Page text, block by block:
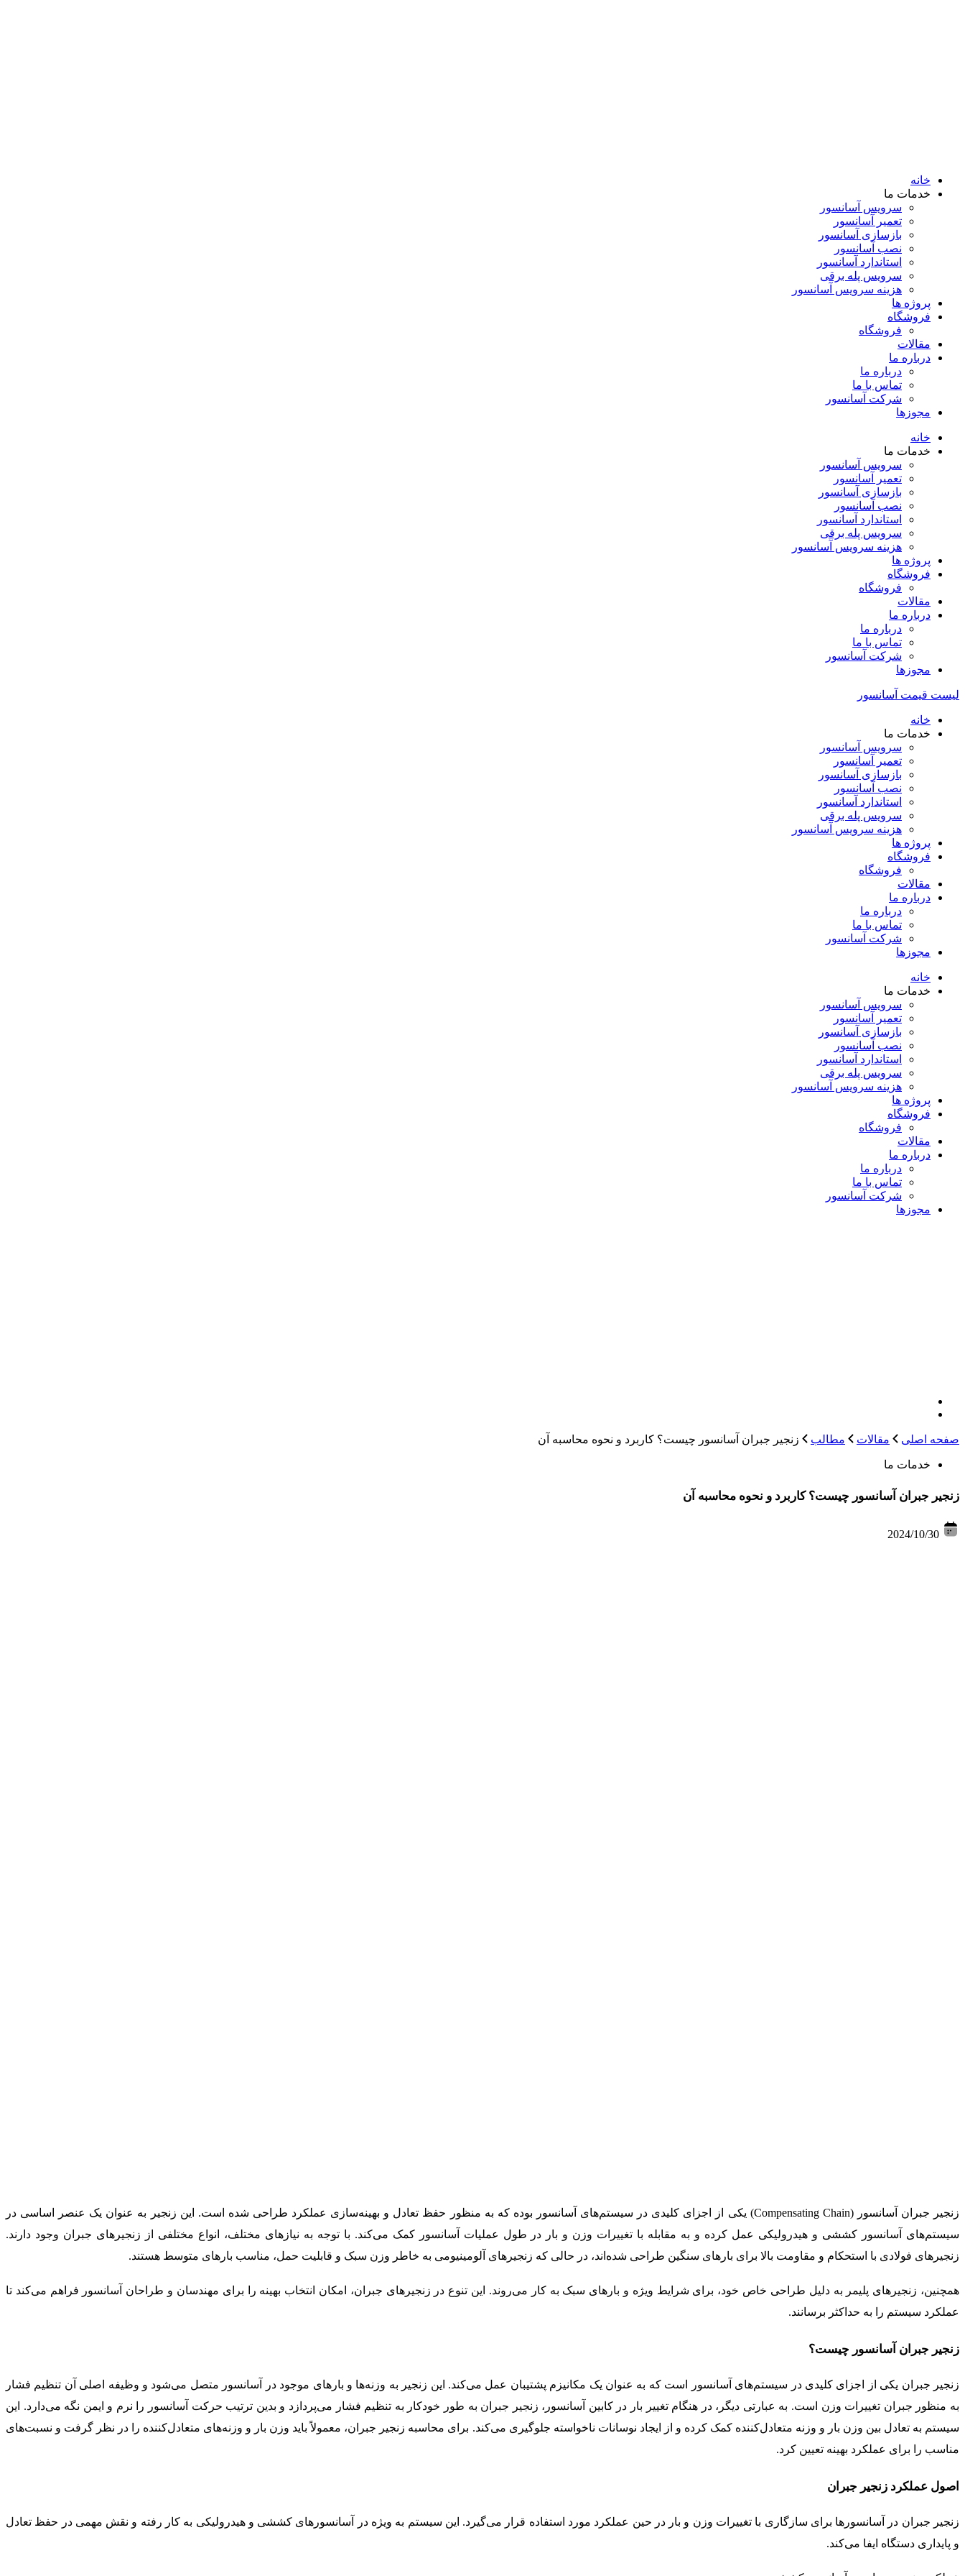
خانه
خدمات ما
سرویس آسانسور
تعمیر آسانسور
بازسازی آسانسور
نصب آسانسور
استاندارد آسانسور
سرویس پله برقی
هزینه سرویس آسانسور
پروژه ها
فروشگاه
فروشگاه
مقالات
درباره ما
درباره ما
تماس با ما
شرکت آسانسور
مجوزها
خانه
خدمات ما
سرویس آسانسور
تعمیر آسانسور
بازسازی آسانسور
نصب آسانسور
استاندارد آسانسور
سرویس پله برقی
هزینه سرویس آسانسور
پروژه ها
فروشگاه
فروشگاه
مقالات
درباره ما
درباره ما
تماس با ما
شرکت آسانسور
مجوزها
لیست قیمت آسانسور
خانه
خدمات ما
سرویس آسانسور
تعمیر آسانسور
بازسازی آسانسور
نصب آسانسور
استاندارد آسانسور
سرویس پله برقی
هزینه سرویس آسانسور
پروژه ها
فروشگاه
فروشگاه
مقالات
درباره ما
درباره ما
تماس با ما
شرکت آسانسور
مجوزها
خانه
خدمات ما
سرویس آسانسور
تعمیر آسانسور
بازسازی آسانسور
نصب آسانسور
استاندارد آسانسور
سرویس پله برقی
هزینه سرویس آسانسور
پروژه ها
فروشگاه
فروشگاه
مقالات
درباره ما
درباره ما
تماس با ما
شرکت آسانسور
مجوزها
صفحه اصلی مقالات مطالب زنجیر جبران آسانسور چیست؟ کاربرد و نحوه محاسبه آن
خدمات ما
زنجیر جبران آسانسور چیست؟ کاربرد و نحوه محاسبه آن
زنجیر جبران آسانسور (Compensating Chain) یکی از اجزای کلیدی در سیستم‌های آسانسور بوده که به منظور حفظ تعادل و بهینه‌سازی عملکرد طراحی شده است. این زنجیر به عنوان یک عنصر اساسی در
سیستم‌های آسانسور کششی و هیدرولیکی عمل کرده و به مقابله با تغییرات وزن و بار در طول عملیات آسانسور کمک می‌کند. با توجه به نیازهای مختلف، انواع مختلفی از زنجیرهای جبران وجود دارند.
زنجیرهای فولادی با استحکام و مقاومت بالا برای بارهای سنگین طراحی شده‌اند، در حالی که زنجیرهای آلومینیومی به خاطر وزن سبک و قابلیت حمل، مناسب بارهای متوسط هستند.
همچنین، زنجیرهای پلیمر به دلیل طراحی خاص خود، برای شرایط ویژه و بارهای سبک به کار می‌روند. این تنوع در زنجیرهای جبران، امکان انتخاب بهینه را برای مهندسان و طراحان آسانسور فراهم می‌کند تا
عملکرد سیستم را به حداکثر برسانند.
زنجیر جبران آسانسور چیست؟
زنجیر جبران یکی از اجزای کلیدی در سیستم‌های آسانسور است که به عنوان یک مکانیزم پشتیبان عمل می‌کند. این زنجیر به وزنه‌ها و بارهای موجود در آسانسور متصل می‌شود و وظیفه اصلی آن تنظیم فشار
به منظور جبران تغییرات وزن است. به عبارتی دیگر، در هنگام تغییر بار در کابین آسانسور، زنجیر جبران به طور خودکار به تنظیم فشار می‌پردازد و بدین ترتیب حرکت آسانسور را نرم و ایمن نگه می‌دارد. این
سیستم به تعادل بین وزن بار و وزنه متعادل‌کننده کمک کرده و از ایجاد نوسانات ناخواسته جلوگیری می‌کند. برای محاسبه زنجیر جبران، معمولاً باید وزن بار و وزنه‌های متعادل‌کننده را در نظر گرفت و نسبت‌های
مناسب را برای عملکرد بهینه تعیین کرد.
اصول عملکرد زنجیر جبران
زنجیر جبران در آسانسورها برای سازگاری با تغییرات وزن و بار در حین عملکرد مورد استفاده قرار می‌گیرد. این سیستم به ویژه در آسانسورهای کششی و هیدرولیکی به کار رفته و نقش مهمی در حفظ تعادل
و پایداری دستگاه ایفا می‌کند.